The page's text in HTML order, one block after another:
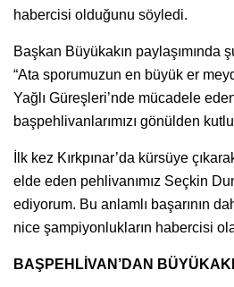
habercisi olduğunu söyledi.
Başkan Büyükakın paylaşımında
“Ata sporumuzun en büyük er
Yağlı Güreşleri’nde mücadele
başpehlivanlarımızı gönülden
İlk kez Kırkpınar’da kürsüye
elde eden pehlivanımız Seçkin
ediyorum. Bu anlamlı başarının
nice şampiyonlukların habercisi
BAŞPEHLİVAN’DAN